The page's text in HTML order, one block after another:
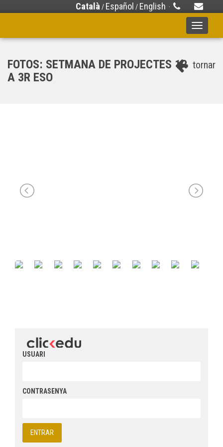
Català / Español / English ·
Toggle
tornar
FOTOS: SETMANA DE PROJECTES 1R
A 3R ESO
USUARI
CONTRASENYA